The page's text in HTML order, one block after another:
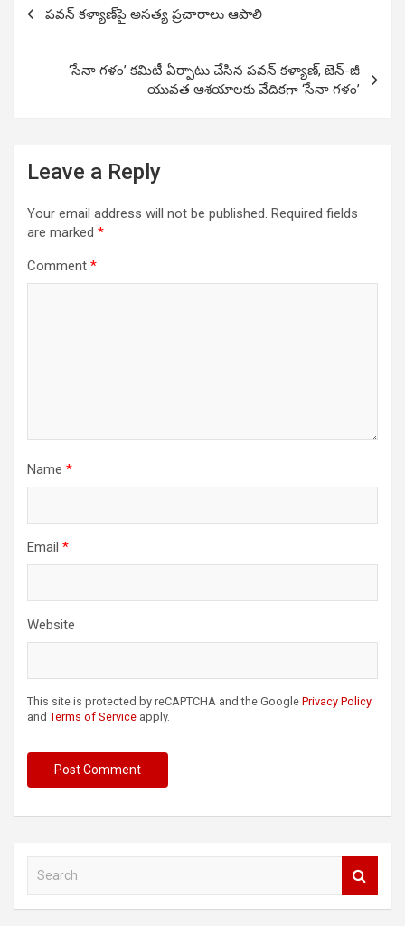
navigation
పవన్ కళ్యాణ్‌పై అసత్య ప్రచారాలు ఆపాలి
‘సేనా గళం’ కమిటీ ఏర్పాటు చేసిన పవన్ కళ్యాణ్, జెన్-జీ
యువత ఆశయాలకు వేదికగా ‘సేనా గళం’
Leave a Reply
Your email address will not be published. Required fields
are marked *
Comment *
Name *
Email *
Website
This site is protected by reCAPTCHA and the Google Privacy Policy
and Terms of Service apply.